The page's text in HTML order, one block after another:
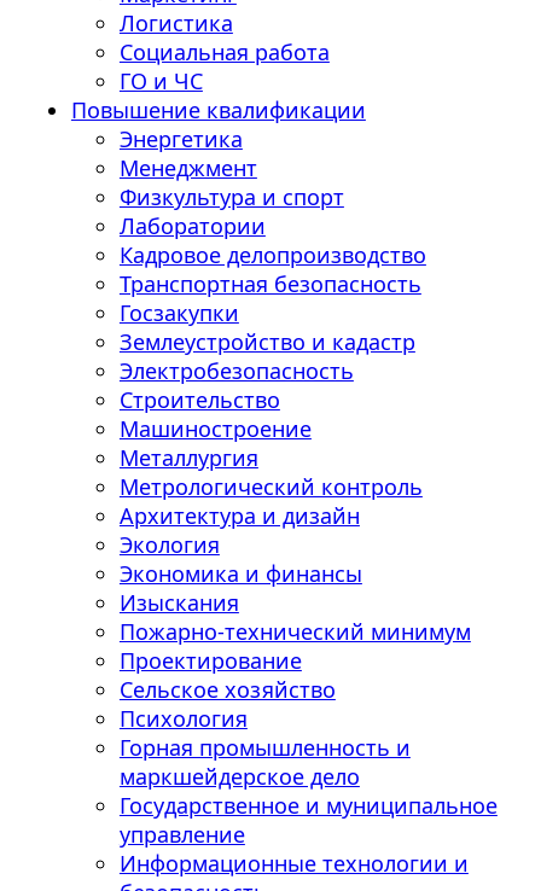
Логистика
Социальная работа
ГО и ЧС
Повышение квалификации
Энергетика
Менеджмент
Физкультура и спорт
Лаборатории
Кадровое делопроизводство
Транспортная безопасность
Госзакупки
Землеустройство и кадастр
Электробезопасность
Строительство
Машиностроение
Металлургия
Метрологический контроль
Архитектура и дизайн
Экология
Экономика и финансы
Изыскания
Пожарно-технический минимум
Проектирование
Сельское хозяйство
Психология
Горная промышленность и
маркшейдерское дело
Государственное и муниципальное
управление
Информационные технологии и